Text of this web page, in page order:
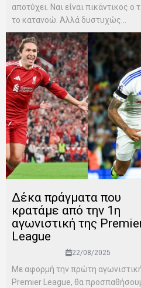
αποτύχει. Ναι είναι πικάντικος ο
το κατανοώ. Αλλά δυστυχώς...
Δέκα πράγματα που
κρατάμε από την 1η
αγωνιστική της
League
22/08/2025
Με αφορμή την πρώτη
Premier League, θα